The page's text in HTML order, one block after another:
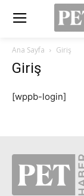
Ana Sayfa Giriş
Giriş
[wppb-login]